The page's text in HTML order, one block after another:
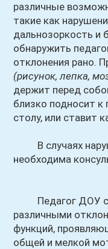
различные
такие как
дальнозоркость и
обнаружить
отклонения рано.
(рисунок, лепка,
держит перед
близко подносит к
столу, или ставит
В случаях
необходима
Педагог ДОУ
различными
функций,
общей и мелкой